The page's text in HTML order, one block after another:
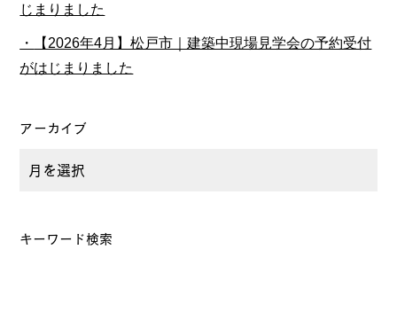
じまりました
【2026年4月】松戸市｜建築中現場見学会の予約受付
がはじまりました
アーカイブ
キーワード検索